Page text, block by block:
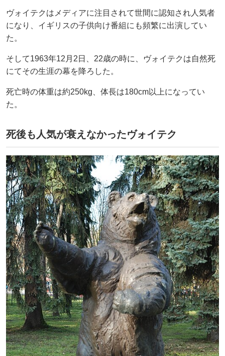
ヴォイテクはメディアに注目されて世間に認知され人気者
になり、イギリスの子供向け番組にも頻繁に出演してい
た。
そして1963年12月2日、22歳の時に、ヴォイテクは自然死
にてその生涯の幕を降ろした。
死亡時の体重は約250kg、体長は180cm以上になってい
た。
死後も人気が衰えなかったヴォイテク